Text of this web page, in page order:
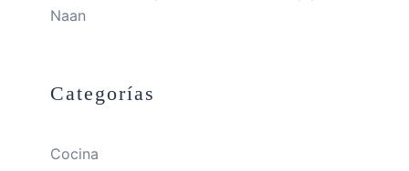
Naan
Categorías
Cocina